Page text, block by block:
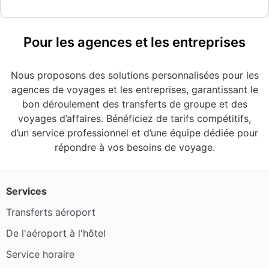
Pour les agences et les entreprises
Nous proposons des solutions personnalisées pour les
agences de voyages et les entreprises, garantissant le
bon déroulement des transferts de groupe et des
voyages d’affaires. Bénéficiez de tarifs compétitifs,
d’un service professionnel et d’une équipe dédiée pour
répondre à vos besoins de voyage.
Services
Transferts aéroport
De l'aéroport à l'hôtel
Service horaire